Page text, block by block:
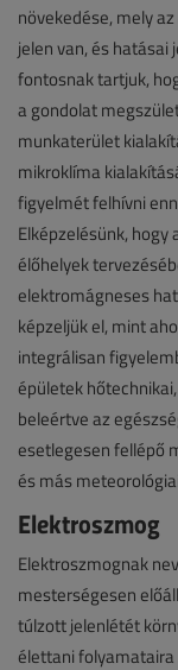
növekedése, mely
jelen van, és hatásai
fontosnak tartjuk,
a gondolat
munkaterület
mikroklíma
figyelmét felhívni
Elképzelésünk,
élőhelyek
elektromágneses
képzeljük el, mint
integrálisan
épületek
beleértve az
esetlegesen fellépő
és más
Elektroszmog
Elektroszmognak
mesterségesen
túlzott jelenlétét
élettani